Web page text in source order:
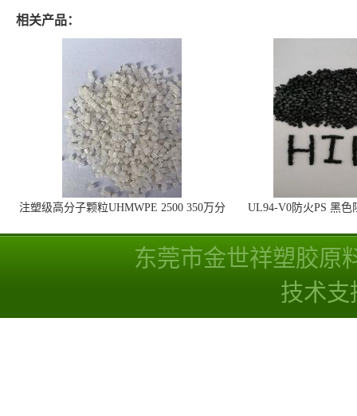
相关产品：
注塑级高分子颗粒UHMWPE 2500 350万分
UL94-V0防火PS 黑
东莞市金世祥塑胶原
技术